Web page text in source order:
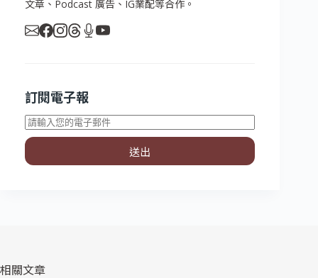
文章、Podcast 廣告、IG業配等合作。
訂閱電子報
送出
相關文章